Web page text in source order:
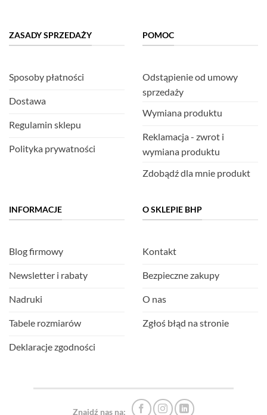
ZASADY SPRZEDAŻY
Sposoby płatności
Dostawa
Regulamin sklepu
Polityka prywatności
POMOC
Odstąpienie od umowy
sprzedaży
Wymiana produktu
Reklamacja - zwrot i
wymiana produktu
Zdobądź dla mnie produkt
INFORMACJE
Blog firmowy
Newsletter i rabaty
Nadruki
Tabele rozmiarów
Deklaracje zgodności
O SKLEPIE BHP
Kontakt
Bezpieczne zakupy
O nas
Zgłoś błąd na stronie
Znajdź nas na: